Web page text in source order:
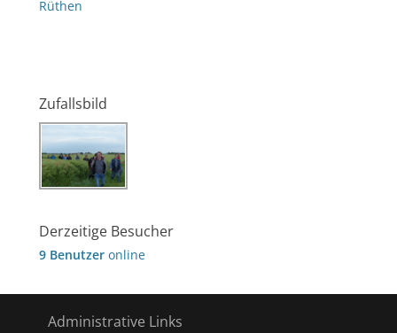
Rüthen
Zufallsbild
Derzeitige Besucher
9 Benutzer online
Administrative Links